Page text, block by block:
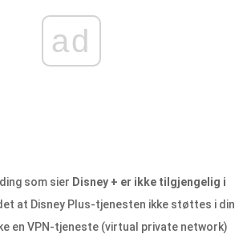
ad
som sier Disney + er ikke tilgjengelig i
at Disney Plus-tjenesten ikke støttes i din
en VPN-tjeneste (virtual private network)